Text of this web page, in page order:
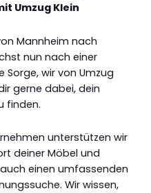
Umzug Klein
Mannheim nach
nun nach einer
Sorge, wir von Umzug
gerne dabei, dein
finden.
unterstützen wir
deiner Möbel und
einen umfassenden
Wir wissen,